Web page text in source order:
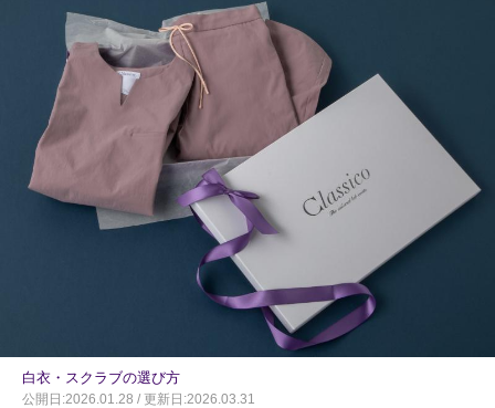
白衣・スクラブの選び方
公開日:2026.01.28 / 更新日:2026.03.31